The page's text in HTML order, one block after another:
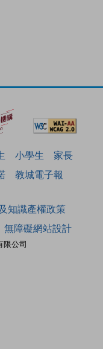
小學生
家長
教城電子報
限公司
知識產權政策
無障礙網站設計